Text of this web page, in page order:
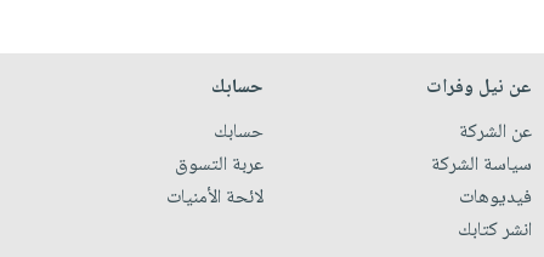
عن نيل وفرات
عن الشركة
سياسة الشركة
فيديوهات
انشر كتابك
حسابك
حسابك
عربة التسوق
لائحة الأمنيات